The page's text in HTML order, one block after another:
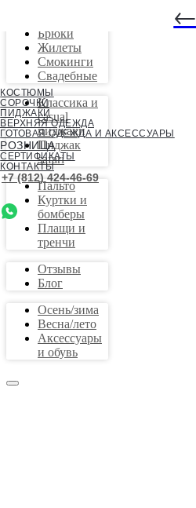
КОСТЮМЫ
←
СОРОЧКИ
ПИДЖАКИ
ВЕРХНЯЯ ОДЕЖДА
ГОТОВАЯ ОДЕЖДА И АКСЕССУАРЫ
РОЗНИЦА
СЕРТИФИКАТЫ
КОНТАКТЫ
+7 (812) 424-46-69
Брюки
Жилеты
Смокинги
Свадебные
Классика и
casual
пиджаки
Пиджак
safari
Пальто
Куртки и
бомберы
Плащи и
тренчи
Отзывы
Блог
Осень/зима
Весна/лето
Аксессуары
и обувь